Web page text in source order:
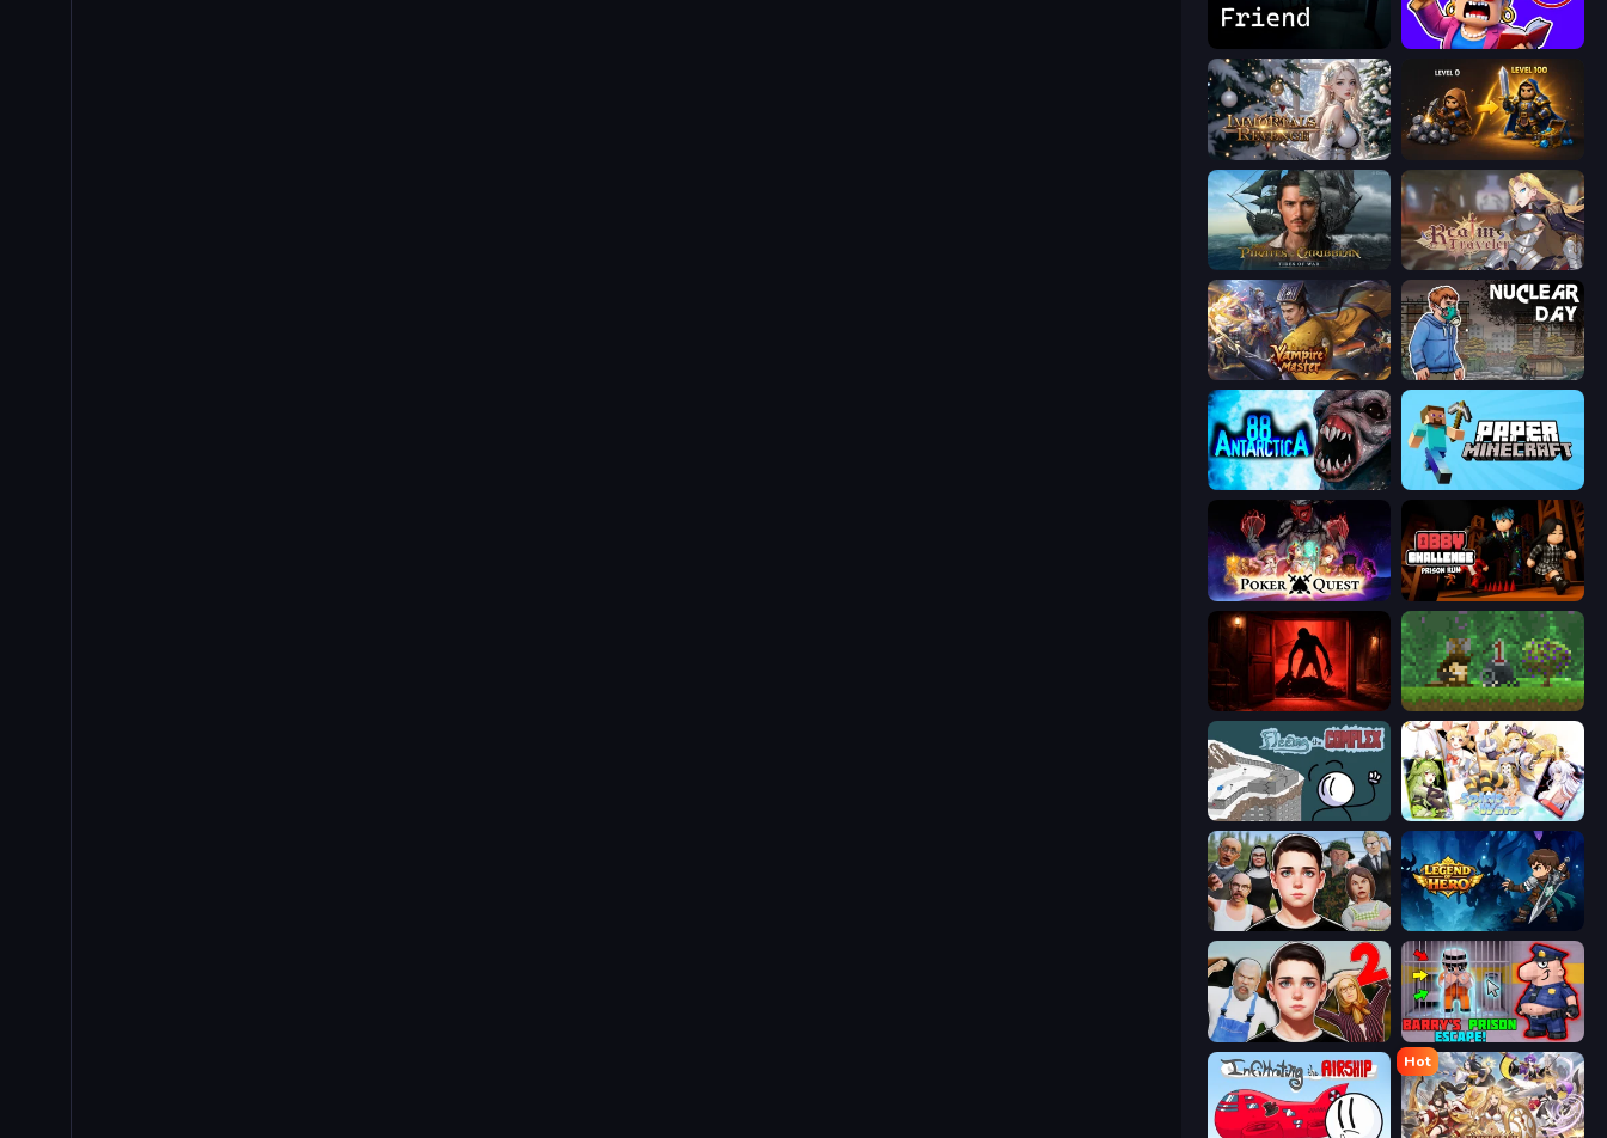
Immortals Revenge Gothic Story RPG
Realm Traveler
Vampire Master Nuclear Day
Antarctica 88 Paper Minecraft
Poker Quest Obby Challenge: Prison Run
Doors Castle Aground
Fleeing the Complex Spirit Wars
Schoolboy Escape: Runaway Legend of Hero
Schoolboy Escape 2 Barry's Prison Escape!
Hot